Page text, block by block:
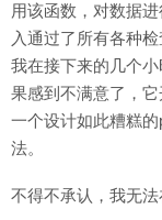
用该函数，对数据
入通过了所有各种
我在接下来的几个
果感到不满意了，
一个设计如此糟糕
法。
不得不承认，我无法